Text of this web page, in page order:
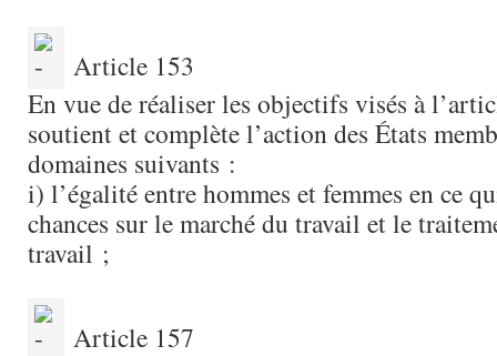
Article 153
En vue de réaliser les objectifs visés à
soutient et complète l’action des États
domaines suivants :
i) l’égalité entre hommes et femmes en ce
chances sur le marché du travail et le
travail ;
Article 157